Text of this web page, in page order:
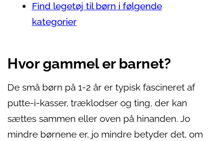
Find legetøj til børn i følgende
kategorier
Hvor gammel er barnet?
De små børn på 1-2 år er typisk fascineret af
putte-i-kasser, træklodser og ting, der kan
sættes sammen eller oven på hinanden. Jo
mindre børnene er, jo mindre betyder det, om